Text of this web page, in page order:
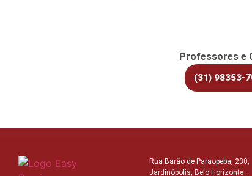
Professores e
(31) 98353-
Rua Barão de Paraopeba, 230,
Jardinópolis, Belo Horizonte –